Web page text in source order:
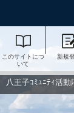
このサイトにつ
いて
新規
八王子ｺﾐｭﾆﾃｨ活